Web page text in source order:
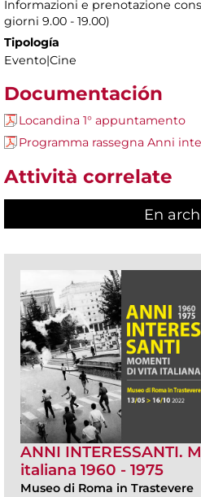
Informazioni e prenotazione
giorni 9.00 - 19.00)
Tipología
Evento|Cine
Documentación
Locandina 1° appuntamento
Programma rassegna Anni
Attività correlate
En
ANNI INTERESSANTI.
italiana 1960 - 1975
Museo di Roma in Trastevere